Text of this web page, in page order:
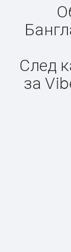
След
за